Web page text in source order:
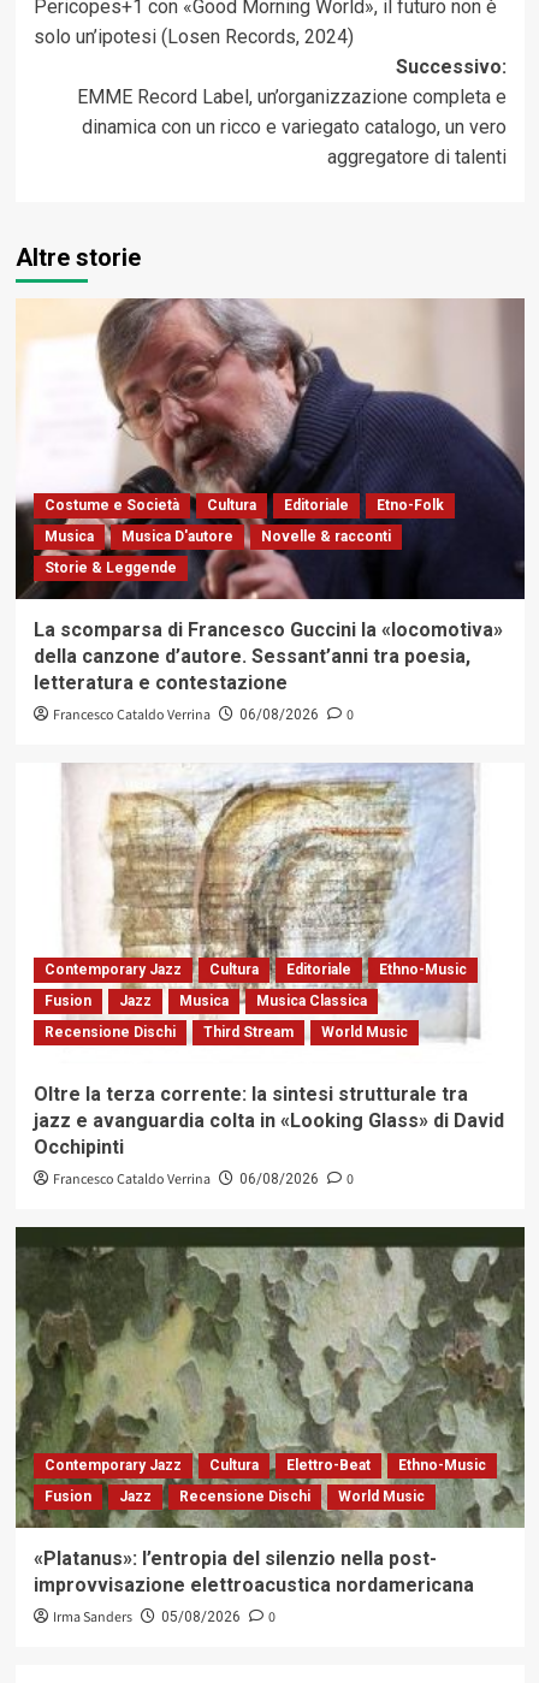
articolo
Pericopes+1 con «Good Morning World», il futuro non è
solo un’ipotesi (Losen Records, 2024)
Successivo:
EMME Record Label, un’organizzazione completa e
dinamica con un ricco e variegato catalogo, un vero
aggregatore di talenti
Altre storie
Costume e Società Cultura Editoriale
Etno-Folk
Musica
Musica D'autore
Novelle & racconti
Storie & Leggende
La scomparsa di Francesco Guccini la «locomotiva»
della canzone d’autore. Sessant’anni tra poesia,
letteratura e contestazione
Francesco Cataldo Verrina 06/08/2026 0
Contemporary Jazz Cultura Editoriale
Ethno-Music
Fusion
Jazz Musica
Musica Classica
Recensione Dischi
Third Stream World Music
Oltre la terza corrente: la sintesi strutturale tra
jazz e avanguardia colta in «Looking Glass» di David
Occhipinti
Francesco Cataldo Verrina 06/08/2026 0
Contemporary Jazz Cultura Elettro-Beat
Ethno-Music
Fusion
Jazz Recensione Dischi World Music
«Platanus»: l’entropia del silenzio nella post-
improvvisazione elettroacustica nordamericana
Irma Sanders 05/08/2026 0